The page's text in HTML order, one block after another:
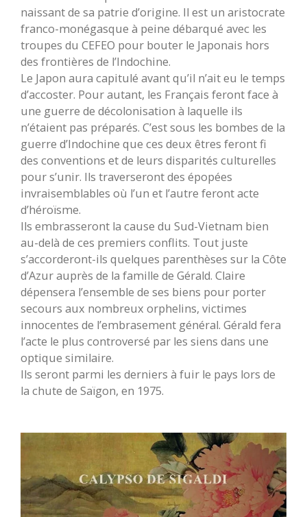
naissant de sa patrie d’origine. Il est un aristocrate
franco-monégasque à peine débarqué avec les
troupes du CEFEO pour bouter le Japonais hors
des frontières de l’Indochine.
Le Japon aura capitulé avant qu’il n’ait eu le temps
d’accoster. Pour autant, les Français feront face à
une guerre de décolonisation à laquelle ils
n’étaient pas préparés. C’est sous les bombes de la
guerre d’Indochine que ces deux êtres feront fi
des conventions et de leurs disparités culturelles
pour s’unir. Ils traverseront des épopées
invraisemblables où l’un et l’autre feront acte
d’héroïsme.
Ils embrasseront la cause du Sud-Vietnam bien
au-delà de ces premiers conflits. Tout juste
s’accorderont-ils quelques parenthèses sur la Côte
d’Azur auprès de la famille de Gérald. Claire
dépensera l’ensemble de ses biens pour porter
secours aux nombreux orphelins, victimes
innocentes de l’embrasement général. Gérald fera
l’acte le plus controversé par les siens dans une
optique similaire.
Ils seront parmi les derniers à fuir le pays lors de
la chute de Saïgon, en 1975.